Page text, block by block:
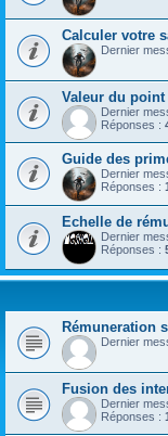
Calculer votre
Dernier
Valeur du
Dernier
Réponses :
Guide des
Dernier
Réponses :
Echelle de
Dernier
Réponses :
Rémuneration
Dernier
Fusion des
Dernier
Réponses :